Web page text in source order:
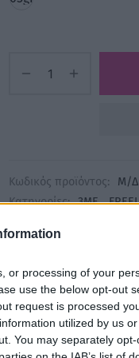
or processing of your
use the below opt-out
request is processed
utilized by us
You may separately
Κωδικός προϊόντος:
Μ/Δ
Κατηγορίες: 3ME,
Share